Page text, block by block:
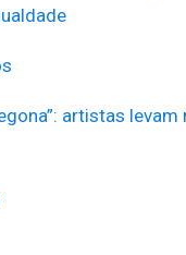
artistas levam